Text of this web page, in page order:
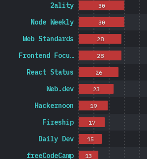
freeCodeCamp
Daily Dev
Fireship
Hackernoon
Web.dev
React Status
Frontend Focu…
Web Standards
Node Weekly
2ality
13
15
17
19
23
26
28
28
30
30